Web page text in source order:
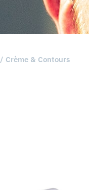
/ Crème & Contours